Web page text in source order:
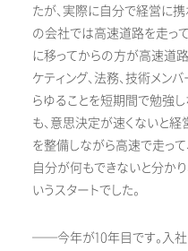
たが、実際に自分で経営に
の会社では高速道路を走って
に移ってからの方が高速道路
ケティング、法務、技術メン
らゆることを短期間で勉強し
も、意思決定が速くないと経
を整備しながら高速で走って
自分が何もできないと分かり
いうスタートでした。
──今年が10年目です。入社